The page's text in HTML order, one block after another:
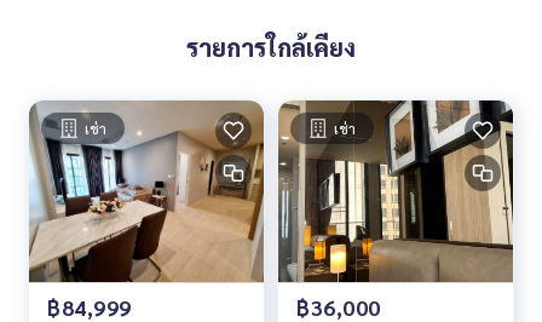
รายการใกล้เคียง
เช่า
฿84,999
เช่า
฿36,000